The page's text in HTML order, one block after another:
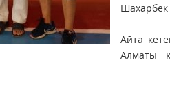
Айта
Алматы